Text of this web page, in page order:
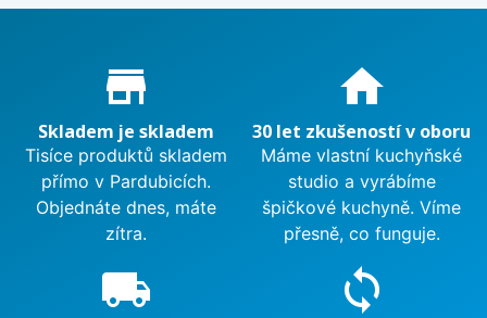
Proč nakupovat u nás?
store_mall_directory
Skladem je skladem
Tisíce produktů skladem
přímo v Pardubicích.
Objednáte dnes, máte
zítra.
home
30 let zkušeností v oboru
Máme vlastní kuchyňské
studio a vyrábíme
špičkové kuchyně. Víme
přesně, co funguje.
local_shipping sync